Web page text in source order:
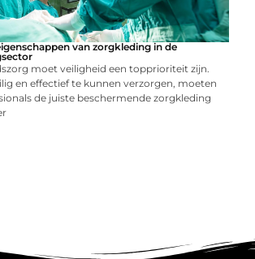
van zorgkleding in de
moet veiligheid een topprioriteit zijn.
en effectief te kunnen verzorgen, moeten
de juiste beschermende zorgkleding